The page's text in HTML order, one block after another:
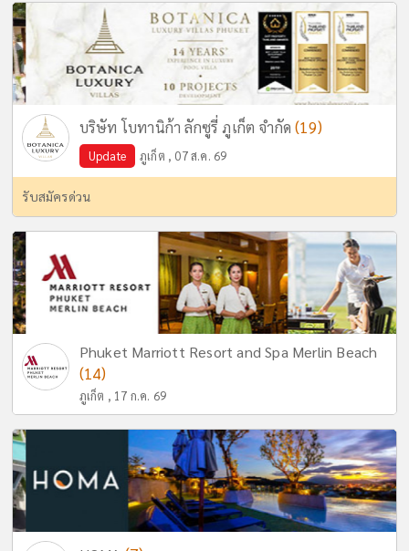
บริษัท โบทานิก้า ลักซูรี่ ภูเก็ต จำกัด(19)
Update ภูเก็ต , 07 ส.ค. 69
รับสมัครด่วน
Phuket Marriott Resort and Spa Merlin Beach
(14)
ภูเก็ต , 17 ก.ค. 69